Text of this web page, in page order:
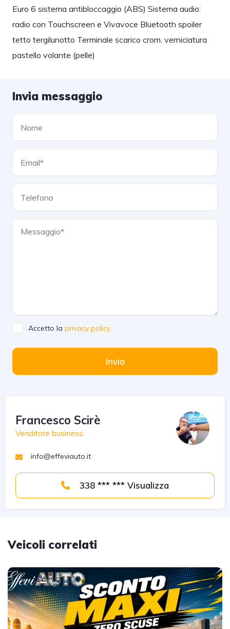
Euro 6 sistema antibloccaggio (ABS) Sistema audio:
radio con Touchscreen e Vivavoce Bluetooth spoiler
tetto tergilunotto Terminale scarico crom. verniciatura
pastello volante (pelle)
Invia messaggio
Accetto la privacy policy
Invia
Francesco Scirè
Venditore business
info@effeviauto.it
338 *** *** Visualizza
Veicoli correlati